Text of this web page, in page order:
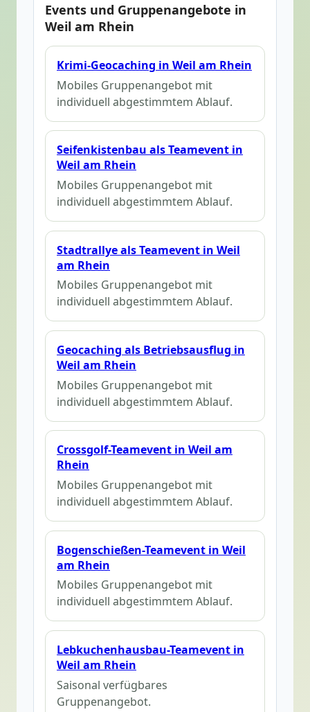
Events und Gruppenangebote in
Weil am Rhein
Krimi-Geocaching in Weil am Rhein
Mobiles Gruppenangebot mit
individuell abgestimmtem Ablauf.
Seifenkistenbau als Teamevent in
Weil am Rhein
Mobiles Gruppenangebot mit
individuell abgestimmtem Ablauf.
Stadtrallye als Teamevent in Weil
am Rhein
Mobiles Gruppenangebot mit
individuell abgestimmtem Ablauf.
Geocaching als Betriebsausflug in
Weil am Rhein
Mobiles Gruppenangebot mit
individuell abgestimmtem Ablauf.
Crossgolf-Teamevent in Weil am
Rhein
Mobiles Gruppenangebot mit
individuell abgestimmtem Ablauf.
Bogenschießen-Teamevent in Weil
am Rhein
Mobiles Gruppenangebot mit
individuell abgestimmtem Ablauf.
Lebkuchenhausbau-Teamevent in
Weil am Rhein
Saisonal verfügbares
Gruppenangebot.